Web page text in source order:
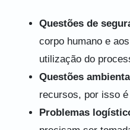
Questões de
corpo humano e
utilização do
Questões
recursos, por isso
Problemas